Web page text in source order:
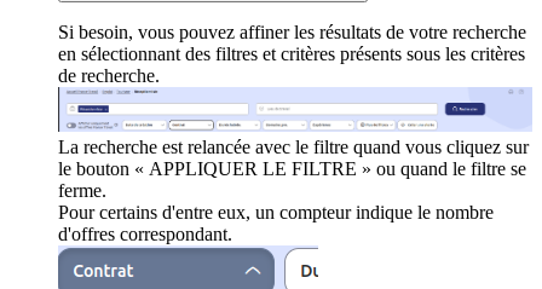
Si besoin, vous pouvez affiner les résultats de votre recherche
en sélectionnant des filtres et critères présents sous les critères
de recherche.
La recherche est relancée avec le filtre quand vous cliquez sur
le bouton « APPLIQUER LE FILTRE » ou quand le filtre se
ferme.
Pour certains d'entre eux, un compteur indique le nombre
d'offres correspondant.